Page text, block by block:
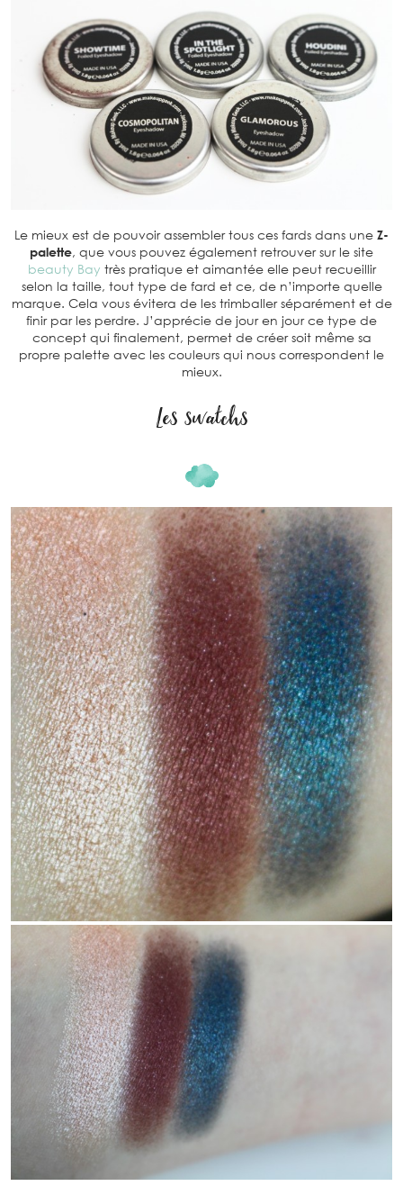
Le mieux est de pouvoir assembler tous ces fards dans une Z-
palette, que vous pouvez également retrouver sur le site
beauty Bay très pratique et aimantée elle peut recueillir
selon la taille, tout type de fard et ce, de n’importe quelle
marque. Cela vous évitera de les trimballer séparément et de
finir par les perdre. J’apprécie de jour en jour ce type de
concept qui finalement, permet de créer soit même sa
propre palette avec les couleurs qui nous correspondent le
mieux.
Les swatchs